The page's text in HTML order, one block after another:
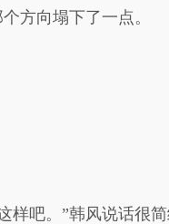
方向塌下了一点。
样吧。”韩风说话很